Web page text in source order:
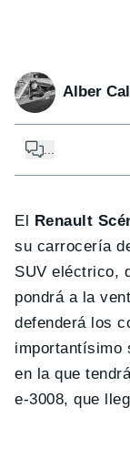
Alber
El Renault
su carrocería
SUV eléctrico,
pondrá a la
defenderá los
importantísimo
en la que
e-3008, que